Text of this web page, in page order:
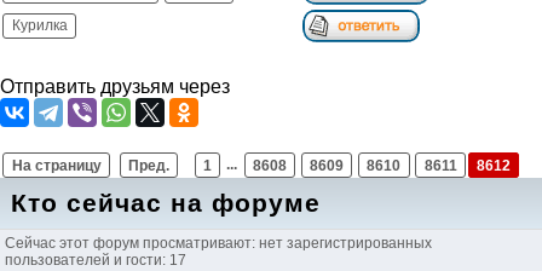
Курилка
Отправить друзьям через
На страницу Пред. 1 ... 8608 8609 8610 8611 8612
Кто сейчас на форуме
Сейчас этот форум просматривают: нет зарегистрированных
пользователей и гости: 17